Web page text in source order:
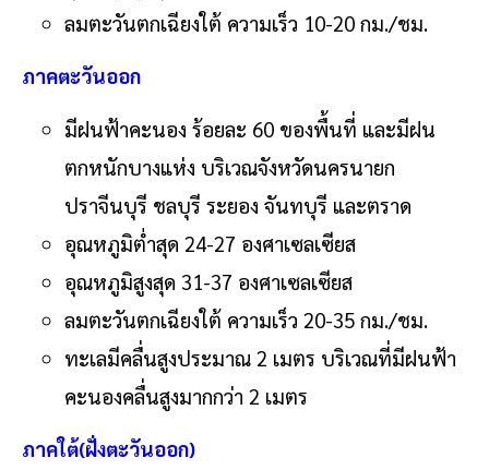
ลมตะวันตกเฉียงใต้ ความเร็ว 10-20 กม./ชม.
ภาคตะวันออก
มีฝนฟ้าคะนอง ร้อยละ 60 ของพื้นที่ และมีฝน
ตกหนักบางแห่ง บริเวณจังหวัดนครนายก
ปราจีนบุรี ชลบุรี ระยอง จันทบุรี และตราด
อุณหภูมิต่ำสุด 24-27 องศาเซลเซียส
อุณหภูมิสูงสุด 31-37 องศาเซลเซียส
ลมตะวันตกเฉียงใต้ ความเร็ว 20-35 กม./ชม.
ทะเลมีคลื่นสูงประมาณ 2 เมตร บริเวณที่มีฝนฟ้า
คะนองคลื่นสูงมากกว่า 2 เมตร
ภาคใต้(ฝั่งตะวันออก)